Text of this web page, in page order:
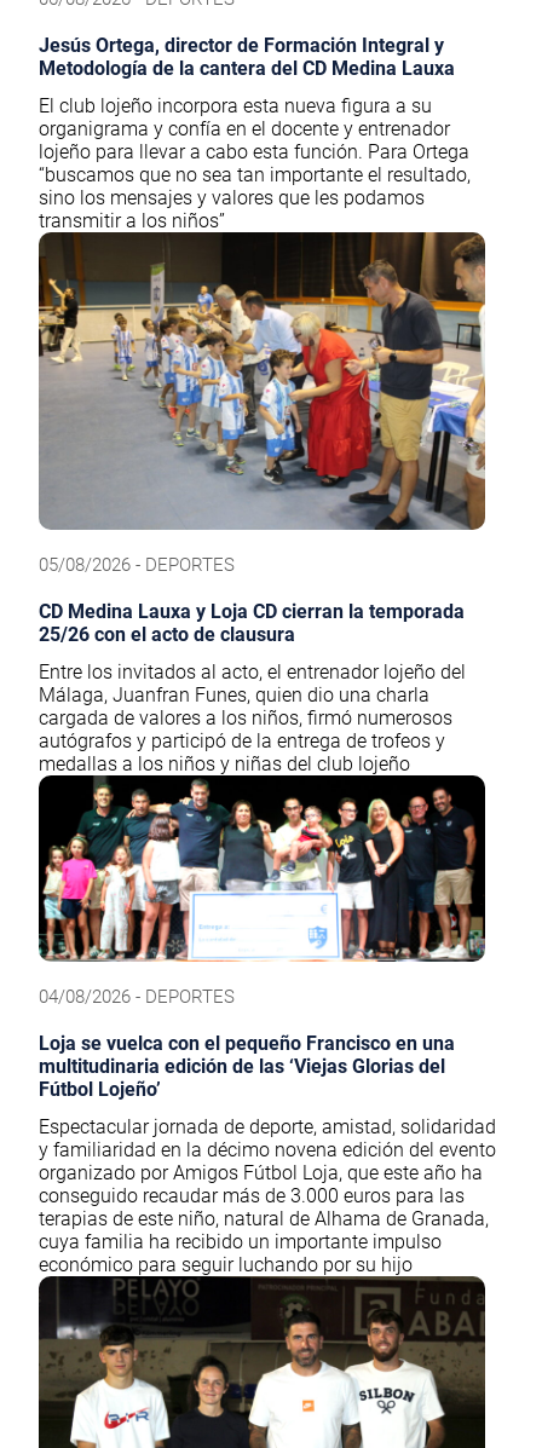
Jesús Ortega, director de Formación Integral y
Metodología de la cantera del CD Medina Lauxa
El club lojeño incorpora esta nueva figura a su
organigrama y confía en el docente y entrenador
lojeño para llevar a cabo esta función. Para Ortega
“buscamos que no sea tan importante el resultado,
sino los mensajes y valores que les podamos
transmitir a los niños”
05/08/2026 - DEPORTES
CD Medina Lauxa y Loja CD cierran la temporada
25/26 con el acto de clausura
Entre los invitados al acto, el entrenador lojeño del
Málaga, Juanfran Funes, quien dio una charla
cargada de valores a los niños, firmó numerosos
autógrafos y participó de la entrega de trofeos y
medallas a los niños y niñas del club lojeño
04/08/2026 - DEPORTES
Loja se vuelca con el pequeño Francisco en una
multitudinaria edición de las ‘Viejas Glorias del
Fútbol Lojeño’
Espectacular jornada de deporte, amistad, solidaridad
y familiaridad en la décimo novena edición del evento
organizado por Amigos Fútbol Loja, que este año ha
conseguido recaudar más de 3.000 euros para las
terapias de este niño, natural de Alhama de Granada,
cuya familia ha recibido un importante impulso
económico para seguir luchando por su hijo